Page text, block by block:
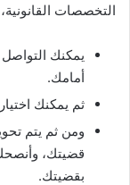
التخصصات
يمكنك التواصل
أمامك.
ثم يمكنك
ومن ثم يتم
قضيتك،
بقضيتك.